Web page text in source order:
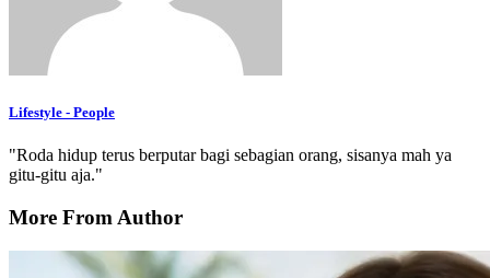
Lifestyle - People
"Roda hidup terus berputar bagi sebagian orang, sisanya mah ya
gitu-gitu aja."
More From Author